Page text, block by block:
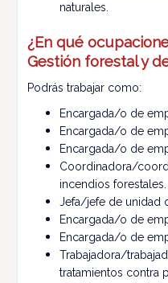
naturales.
¿En qué
Gestión forestal y
Podrás trabajar como:
Encargada/o de
Encargada/o de
Encargada/o de
Coordinadora/
incendios forestales.
Jefa/jefe de unidad
Encargada/o de
Encargada/o de
Trabajadora/
tratamientos contra